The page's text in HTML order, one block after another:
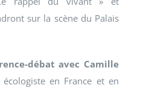
sur la scène du Palais
débat avec Camille
en France et en